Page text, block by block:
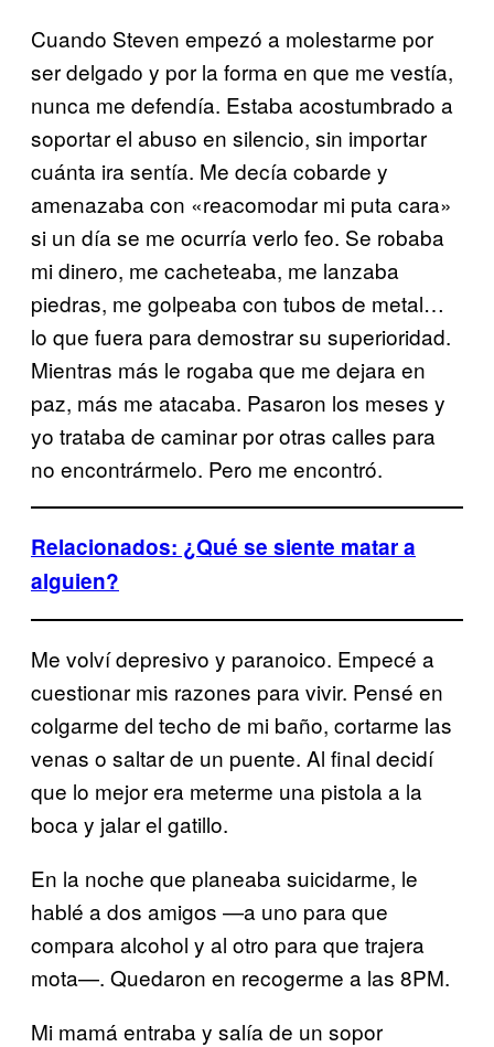
Cuando Steven empezó a molestarme por
ser delgado y por la forma en que me vestía,
nunca me defendía. Estaba acostumbrado a
soportar el abuso en silencio, sin importar
cuánta ira sentía. Me decía cobarde y
amenazaba con «reacomodar mi puta cara»
si un día se me ocurría verlo feo. Se robaba
mi dinero, me cacheteaba, me lanzaba
piedras, me golpeaba con tubos de metal…
lo que fuera para demostrar su superioridad.
Mientras más le rogaba que me dejara en
paz, más me atacaba. Pasaron los meses y
yo trataba de caminar por otras calles para
no encontrármelo. Pero me encontró.
Relacionados: ¿Qué se siente matar a
alguien?
Me volví depresivo y paranoico. Empecé a
cuestionar mis razones para vivir. Pensé en
colgarme del techo de mi baño, cortarme las
venas o saltar de un puente. Al final decidí
que lo mejor era meterme una pistola a la
boca y jalar el gatillo.
En la noche que planeaba suicidarme, le
hablé a dos amigos —a uno para que
compara alcohol y al otro para que trajera
mota—. Quedaron en recogerme a las 8PM.
Mi mamá entraba y salía de un sopor